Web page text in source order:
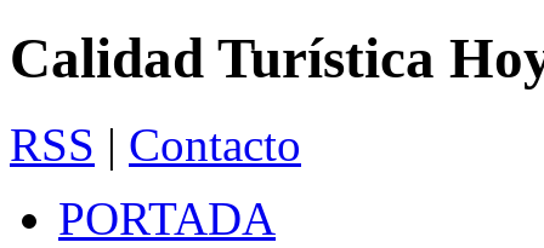
Calidad Turística
RSS | Contacto
PORTADA